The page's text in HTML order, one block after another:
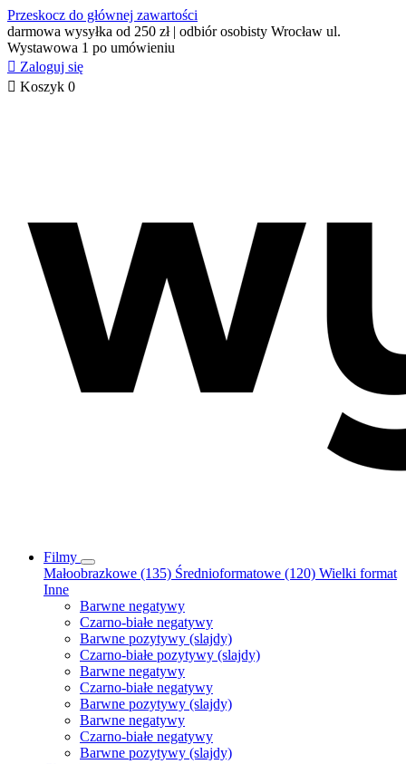
Przeskocz do głównej zawartości
darmowa wysyłka od 250 zł | odbiór osobisty Wrocław ul.
Wystawowa 1 po umówieniu
 Zaloguj się
 Koszyk 0
Filmy
Małoobrazkowe (135) Średnioformatowe (120) Wielki format
Inne
Barwne negatywy
Czarno-białe negatywy
Barwne pozytywy (slajdy)
Czarno-białe pozytywy (slajdy)
Barwne negatywy
Czarno-białe negatywy
Barwne pozytywy (slajdy)
Barwne negatywy
Czarno-białe negatywy
Barwne pozytywy (slajdy)